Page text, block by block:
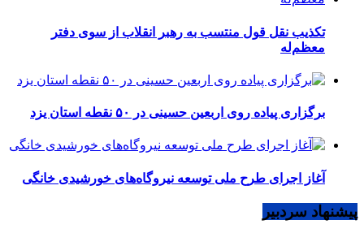
تکذیب نقل قول منتسب به رهبر انقلاب از سوی دفتر
معظم‌له
برگزاری پیاده روی اربعین حسینی در ۵۰ نقطه استان یزد
آغاز اجرای طرح ملی توسعه نیروگاه‌های خورشیدی خانگی
پیشنهاد سردبیر